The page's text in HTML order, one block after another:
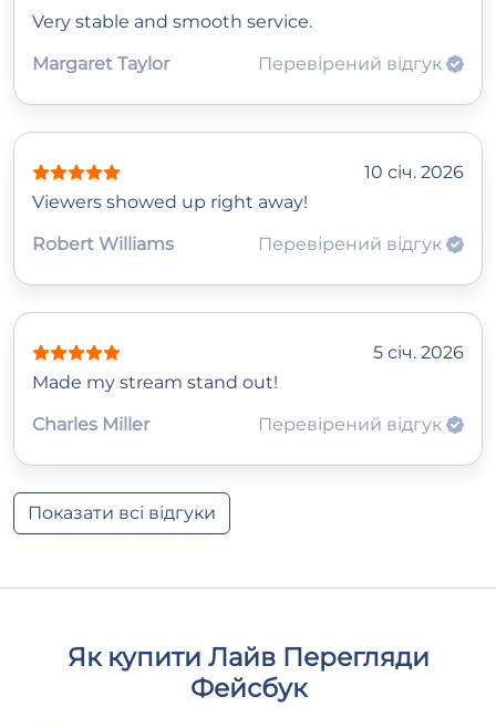
Very stable and smooth service.
Margaret Taylor
Перевірений відгук
10 січ. 2026
Viewers showed up right away!
Robert Williams
Перевірений відгук
5 січ. 2026
Made my stream stand out!
Charles Miller
Перевірений відгук
Показати всі відгуки
Як купити Лайв Перегляди
Фейсбук